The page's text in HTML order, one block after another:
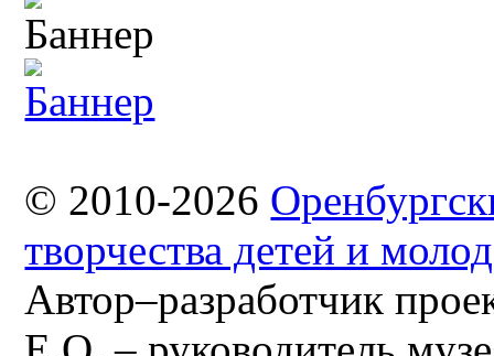
© 2010-2026
творчества детей и
Автор–разработчик